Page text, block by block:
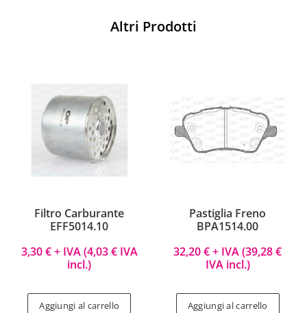
Altri Prodotti
Filtro Carburante
EFF5014.10
3,30€+ IVA (4,03€IVA
incl.)
Aggiungi al carrello
Pastiglia Freno
BPA1514.00
32,20€+ IVA (39,28€
IVA incl.)
Aggiungi al carrello